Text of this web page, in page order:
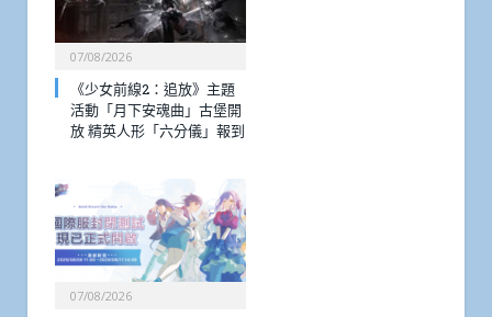
07/08/2026
《少女前線2：追放》主題
活動「月下安魂曲」古堡開
放 精英人形「六分儀」報到
07/08/2026